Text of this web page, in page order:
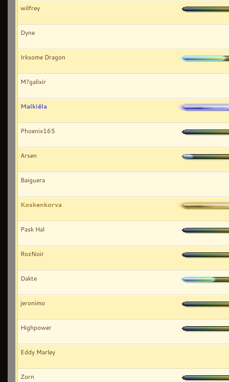
wilfrey
Dyne
Irksome Dragon
M?galixir
Malkiéla
Phoenix165
Arsen
Baiguera
Koskenkorva
Pask Hal
RozNoir
Dakte
jeronimo
Highpower
Eddy Marley
Zorn